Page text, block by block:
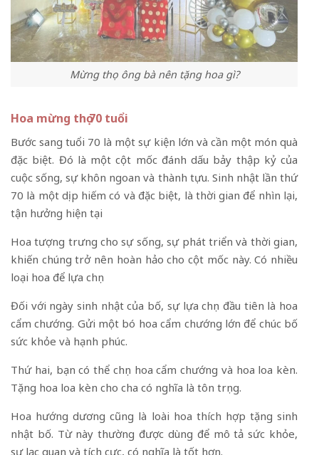
Mừng thọ ông bà nên tặng hoa gì?
Hoa mừng thọ 70 tuổi
Bước sang tuổi 70 là một sự kiện lớn và cần một món quà
đặc biệt. Đó là một cột mốc đánh dấu bảy thập kỷ của
cuộc sống, sự khôn ngoan và thành tựu. Sinh nhật lần thứ
70 là một dịp hiếm có và đặc biệt, là thời gian để nhìn lại,
tận hưởng hiện tại
Hoa tượng trưng cho sự sống, sự phát triển và thời gian,
khiến chúng trở nên hoàn hảo cho cột mốc này. Có nhiều
loại hoa để lựa chọn
Đối với ngày sinh nhật của bố, sự lựa chọn đầu tiên là hoa
cẩm chướng. Gửi một bó hoa cẩm chướng lớn để chúc bố
sức khỏe và hạnh phúc.
Thứ hai, bạn có thể chọn hoa cẩm chướng và hoa loa kèn.
Tặng hoa loa kèn cho cha có nghĩa là tôn trọng.
Hoa hướng dương cũng là loài hoa thích hợp tặng sinh
nhật bố. Từ này thường được dùng để mô tả sức khỏe,
sự lạc quan và tích cực, có nghĩa là tốt hơn.